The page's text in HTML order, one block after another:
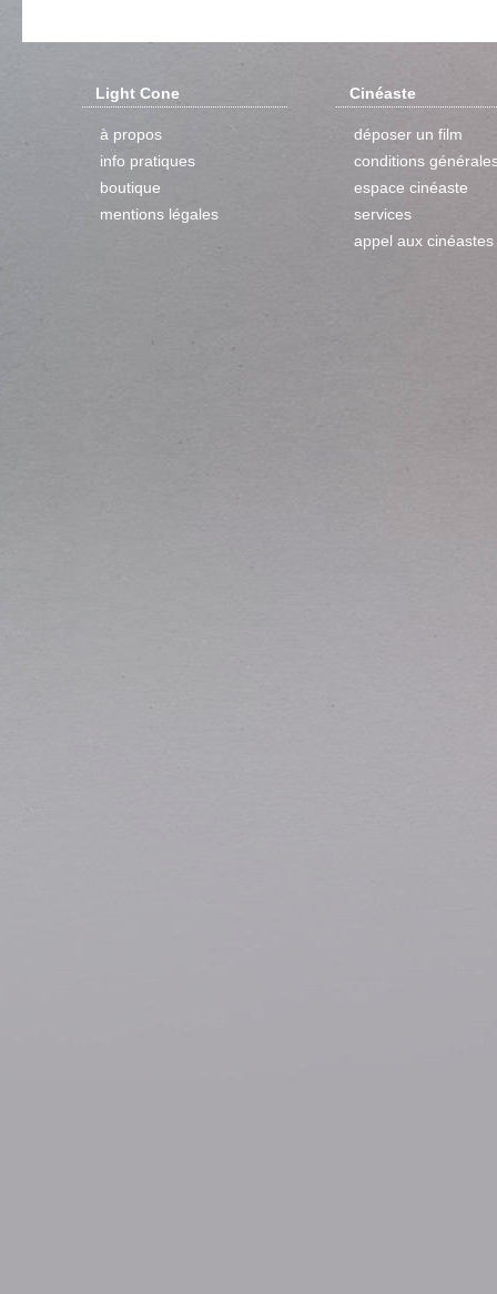
Light Cone
à propos
info pratiques
boutique
mentions légales
Cinéaste
déposer un film
conditions
espace cinéaste
services
appel aux cinéastes